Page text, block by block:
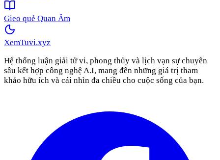
Gieo quẻ Quan Âm
XemTuvi.xyz
Hệ thống luận giải tử vi, phong thủy và lịch vạn sự chuyên
sâu kết hợp công nghệ A.I, mang đến những giá trị tham
khảo hữu ích và cái nhìn đa chiều cho cuộc sống của bạn.